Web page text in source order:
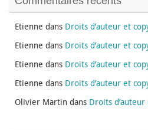
Etienne dans Droits d’auteur et
Etienne dans Droits d’auteur et
Etienne dans Droits d’auteur et
Etienne dans Droits d’auteur et
Olivier Martin dans Droits